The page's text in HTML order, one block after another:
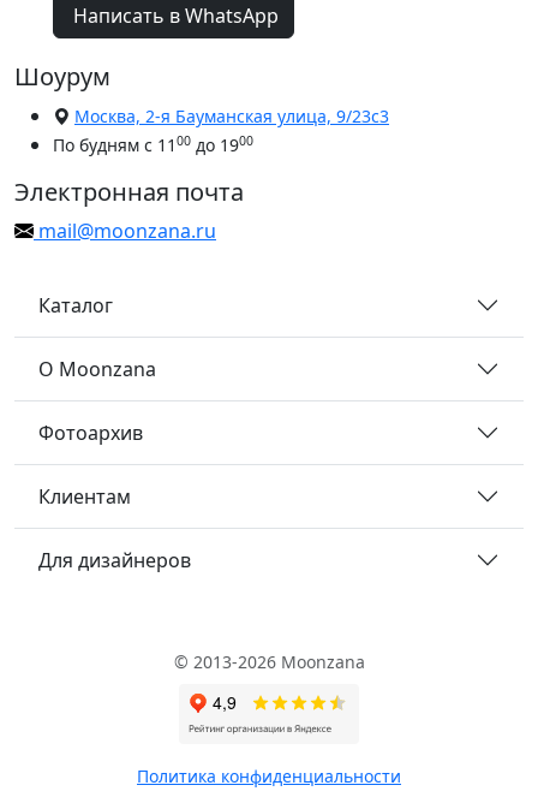
Написать в WhatsApp
Шоурум
Москва, 2-я Бауманская улица, 9/23с3
По будням с 11 00 до 1900
Электронная почта
mail@moonzana.ru
Каталог
О Moonzana
Фотоархив
Клиентам
Для дизайнеров
© 2013-2026 Moonzana
Политика конфиденциальности